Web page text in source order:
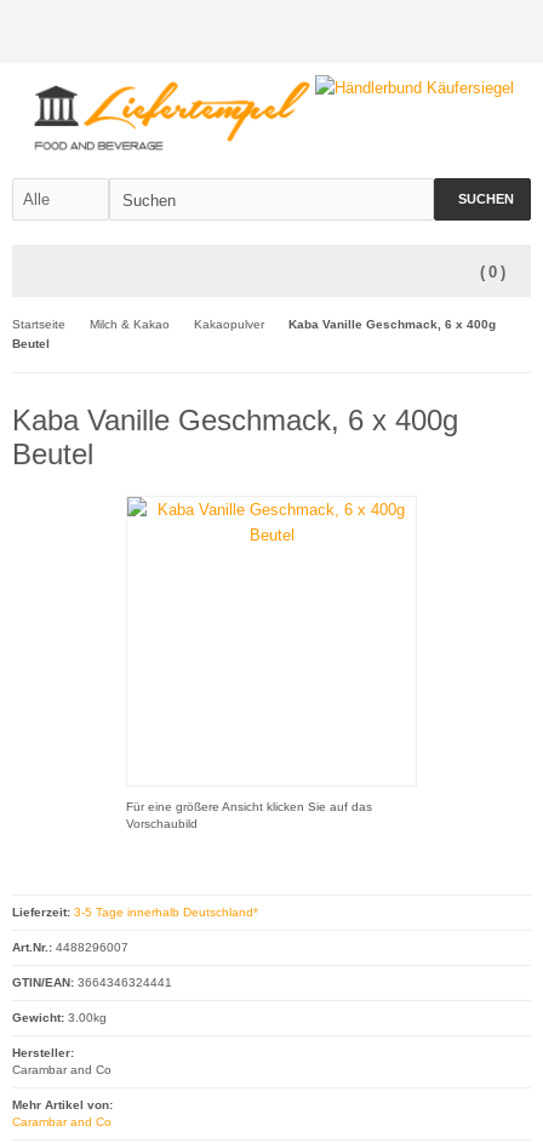
SUCHEN
( 0 )
Startseite Milch & Kakao Kakaopulver
Kaba Vanille Geschmack, 6 x 400g
Beutel
Kaba Vanille Geschmack, 6 x 400g
Beutel
Für eine größere Ansicht klicken Sie auf das
Vorschaubild
Lieferzeit: 3-5 Tage innerhalb Deutschland*
Art.Nr.: 4488296007
GTIN/EAN: 3664346324441
Gewicht: 3.00kg
Hersteller:
Carambar and Co
Mehr Artikel von:
Carambar and Co